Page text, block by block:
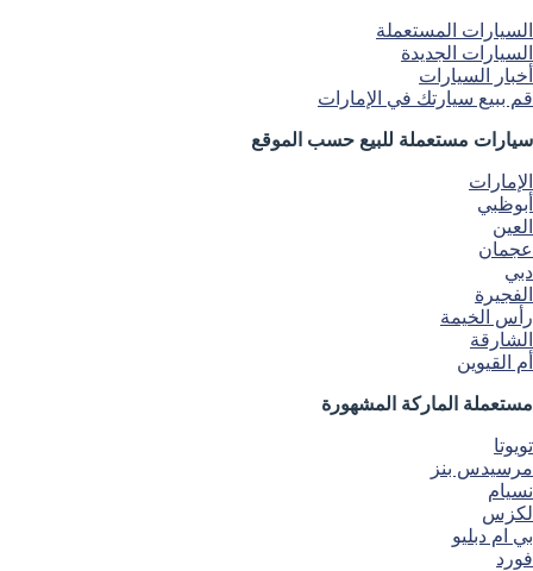
السيارات المستعملة
السيارات الجديدة
أخبار السيارات
قم ببيع سيارتك في الإمارات
سيارات مستعملة للبيع حسب الموقع
الإمارات
أبوظبي
العين
عجمان
دبي
الفجيرة
رأس الخيمة
الشارقة
أم القيوين
مستعملة الماركة المشهورة
تويوتا
مرسيدس بنز
نسيام
لكزس
بي ام دبليو
فورد